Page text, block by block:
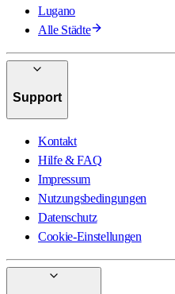
Lugano
Alle Städte
Support
Kontakt
Hilfe & FAQ
Impressum
Nutzungsbedingungen
Datenschutz
Cookie-Einstellungen